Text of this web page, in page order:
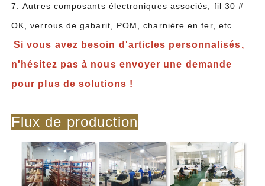
7. Autres composants électroniques associés, fil 30 #
OK, verrous de gabarit, POM, charnière en fer, etc.
Si vous avez besoin d'articles personnalisés,
n'hésitez pas à nous envoyer une demande
pour plus de solutions !
Flux de production